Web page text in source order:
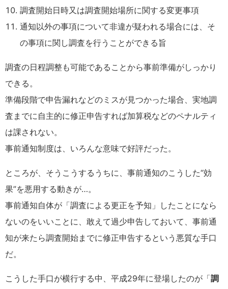
調査開始日時又は調査開始場所に関する変更事項
通知以外の事項について非違が疑われる場合には、そ
の事項に関し調査を行うことができる旨
調査の日程調整も可能であることから事前準備がしっかり
できる。
準備段階で申告漏れなどのミスが見つかった場合、実地調
査までに自主的に修正申告すれば加算税などのペナルティ
は課されない。
事前通知制度は、いろんな意味で好評だった。
ところが、そうこうするうちに、事前通知のこうした“効
果”を悪用する動きが…。
事前通知自体が「調査による更正を予知」したことになら
ないのをいいことに、敢えて過少申告しておいて、事前通
知が来たら調査開始までに修正申告するという悪質な手口
だ。
こうした手口が横行する中、平成29年に登場したのが「調